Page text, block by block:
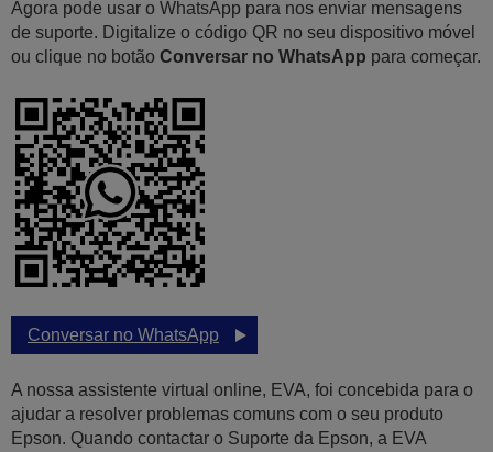
Agora pode usar o WhatsApp para nos enviar mensagens
de suporte. Digitalize o código QR no seu dispositivo móvel
ou clique no botão Conversar no WhatsApp para começar.
Conversar no WhatsApp
A nossa assistente virtual online, EVA, foi concebida para o
ajudar a resolver problemas comuns com o seu produto
Epson. Quando contactar o Suporte da Epson, a EVA